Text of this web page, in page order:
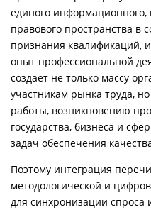
единого информационного,
правового пространства в
признания квалификаций,
опыт профессиональной
создает не только массу
участникам рынка труда,
работы, возникновению
государства, бизнеса и
задач обеспечения
Поэтому интеграция
методологической и
для синхронизации спроса